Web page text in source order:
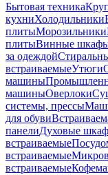
Бытовая техника
кухниХолодильники
плитыМорозильники
плитыВинные
за одеждой
встраиваемыеУтюги
машины
машиныОверлоки
системы, прессы
для обуви
панелиДуховые
встраиваемые
встраиваемые
встраиваемые